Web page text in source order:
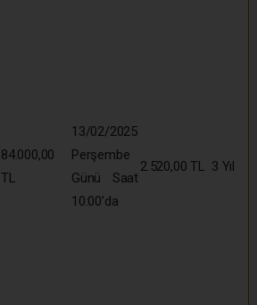
84.000,00
TL
13/02/2025
Perşembe
Günü Saat
10:00’da
2.520,00 TL 3 Yıl